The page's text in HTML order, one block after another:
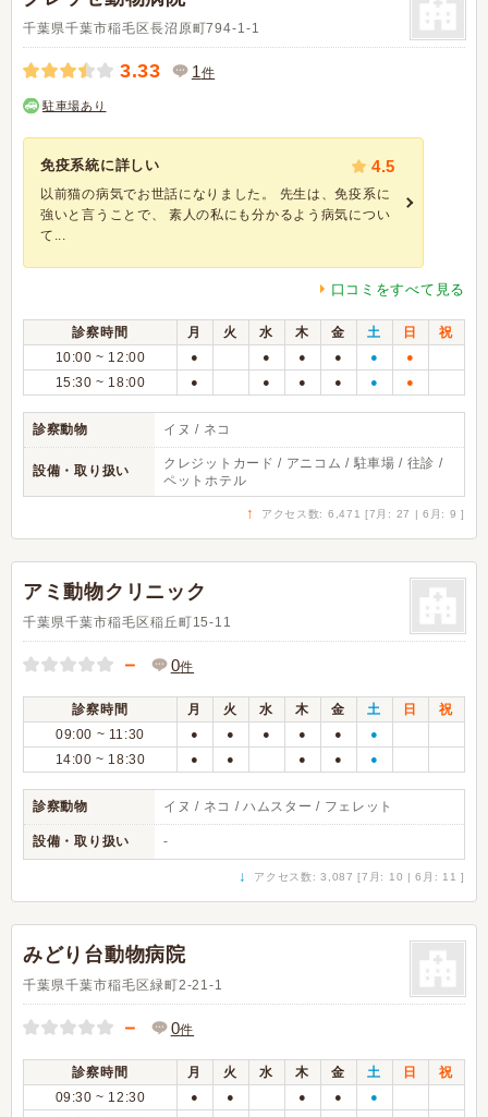
千葉県千葉市稲毛区長沼原町794-1-1
3.33 1件
駐車場あり
免疫系統に詳しい 4.5
以前猫の病気でお世話になりました。 先生は、免疫系に
強いと言うことで、 素人の私にも分かるよう病気につい
て...
口コミをすべて見る
診察時間 月 火 水 木 金 土 日
祝
10:00 ~ 12:00
● ● ● ● ● ●
15:30 ~ 18:00 ● ● ● ● ● ●
診察動物 イヌ / ネコ
設備・取り扱い
クレジットカード / アニコム / 駐車場 / 往診 /
ペットホテル
↑ アクセス数: 6,471 [7月: 27 | 6月: 9 ]
アミ動物クリニック
千葉県千葉市稲毛区稲丘町15-11
－ 0件
診察時間 月 火 水 木 金 土 日
祝
09:00 ~ 11:30
● ● ● ● ● ●
14:00 ~ 18:30 ● ● ● ● ●
診察動物 イヌ / ネコ / ハムスター / フェレット
設備・取り扱い -
↓ アクセス数: 3,087 [7月: 10 | 6月: 11 ]
みどり台動物病院
千葉県千葉市稲毛区緑町2-21-1
－ 0件
診察時間 月 火 水 木 金 土 日
祝
09:30 ~ 12:30
● ● ● ● ●